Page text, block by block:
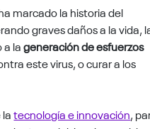
marcado la historia del
graves daños a la vida,
a lageneración de esfuerzos
este virus, o curar a los
latecnología e innovación,